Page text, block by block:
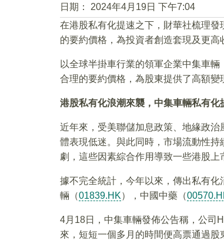
日期：
2024年4月19日 下午7:04
在港股私有化提速之下，財華社梳理
的要約價格，為投資者創造套現及更高
以全球半掛車行業的領軍企業中集車輛
合理的要約價格，為股東提供了高額變
港股私有化浪潮來襲，中集車輛私有化
近年來，受美聯儲加息政策、地緣政
體表現低迷。與此同時，市場流動性
劇，這些因素綜合作用導致一些港股上
據不完全統計，今年以來，傳出私有
輛（01839.HK），中國中藥（
4月18日，中集車輛發佈公告稱，公司
來，短短一個多月的時間便高票通過